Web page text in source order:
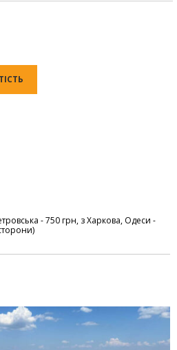
- 750 грн, з Харкова, Одеси -